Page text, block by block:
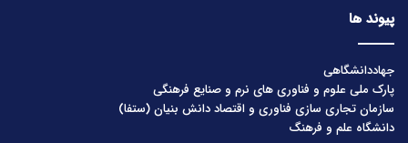
پیوند ها
جهاددانشگاهی
پارک ملی علوم و فناوری های نرم و صنایع فرهنگی
سازمان تجاری سازی فناوری و اقتصاد دانش بنیان (ستفا)
دانشگاه علم و فرهنگ